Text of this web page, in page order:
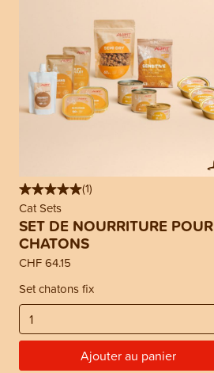
(1)
Cat Sets
SET DE NOURRITURE POUR
CHATONS
CHF 64.15
Set chatons fix
Ajouter au panier